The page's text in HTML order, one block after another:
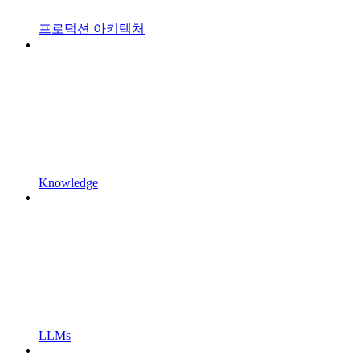
프로덕션 아키텍처
Knowledge
LLMs